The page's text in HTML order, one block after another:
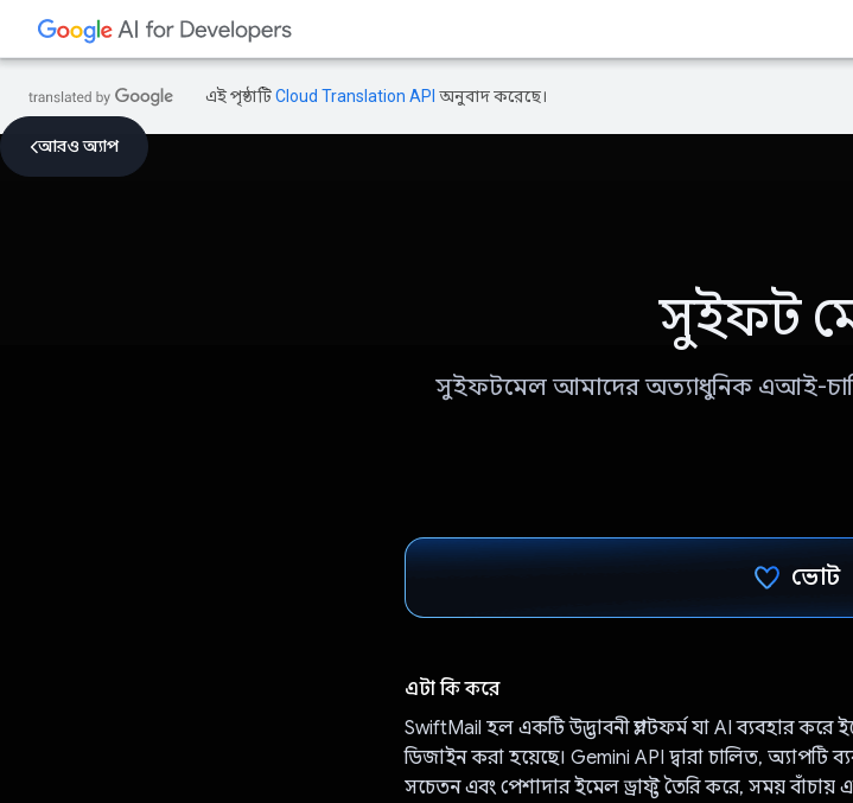
এই পৃষ্ঠাটিCloud Translation API অনুবাদ করেছে।
আরও অ্যাপ
সুইফট
সুইফটমেল আমাদের অত্যাধুনিক এআই-
ভোট
এটা কি করে
SwiftMail হল একটি উদ্ভাবনী প্ল্যাটফর্ম যা AI ব্যবহার করে
ডিজাইন করা হয়েছে। Gemini API দ্বারা চালিত, অ্যাপটি
সচেতন এবং পেশাদার ইমেল ড্রাফ্ট তৈরি করে, সময় বাঁচায়